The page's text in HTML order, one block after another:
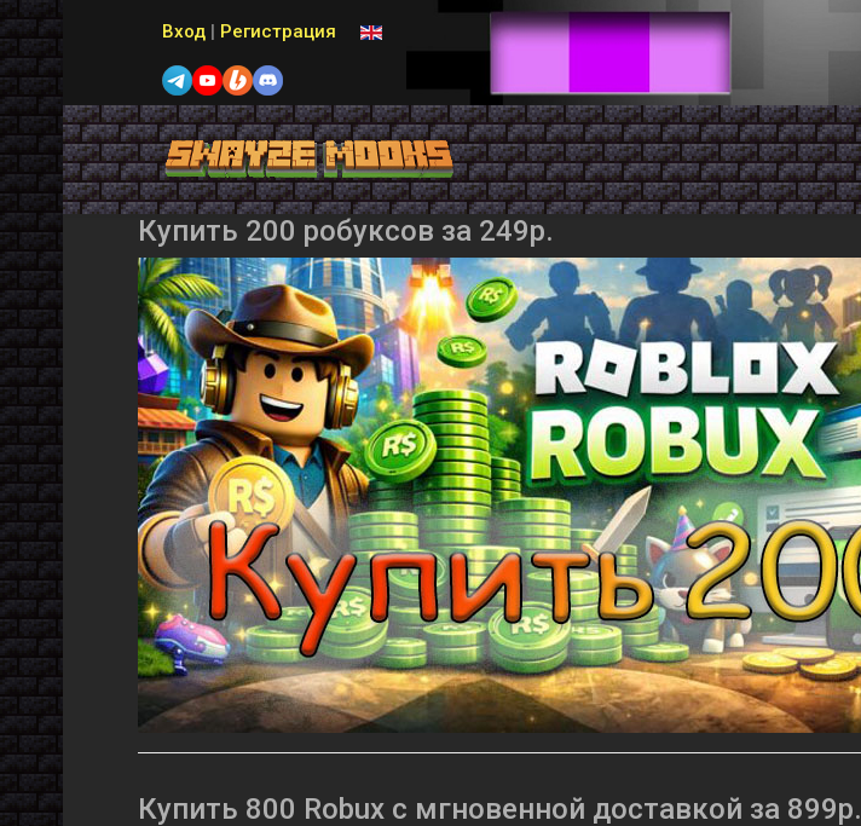
Вход | Регистрация Выберите язык
Купить 200 робуксов за 249р.
Купить 800 Robux с мгновенной доставкой за 899р.